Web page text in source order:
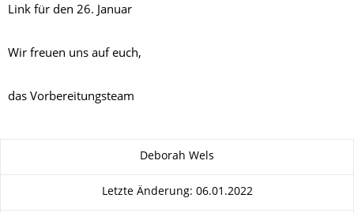
Link für den 26. Januar
Wir freuen uns auf euch,
das Vorbereitungsteam
Deborah Wels
Letzte Änderung: 06.01.2022